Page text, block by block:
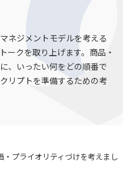
ネジメントモデルを考える
ークを取り上げます。商品・
、いったい何をどの順番で
リプトを準備するための考
プライオリティづけを考えまし